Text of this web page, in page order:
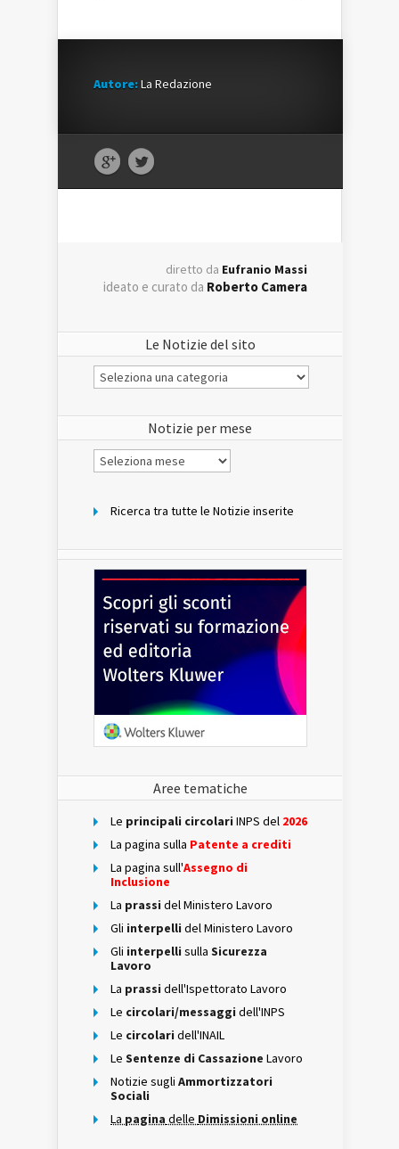
Autore:La Redazione
diretto da Eufranio Massi
ideato e curato da Roberto Camera
Le Notizie del sito
Le
Notizie
Notizie per mese
Notizie
per
Ricerca tra tutte le Notizie inserite
Aree tematiche
Le principali circolari INPS del 2026
La pagina sulla Patente a crediti
La pagina sull'Assegno di
Inclusione
La prassi del Ministero Lavoro
Gli interpelli del Ministero Lavoro
Gli interpelli sulla Sicurezza
Lavoro
La prassi dell'Ispettorato Lavoro
Le circolari/messaggi dell'INPS
Le circolari dell'INAIL
Le Sentenze di Cassazione Lavoro
Notizie sugli Ammortizzatori
Sociali
La pagina delle Dimissioni online